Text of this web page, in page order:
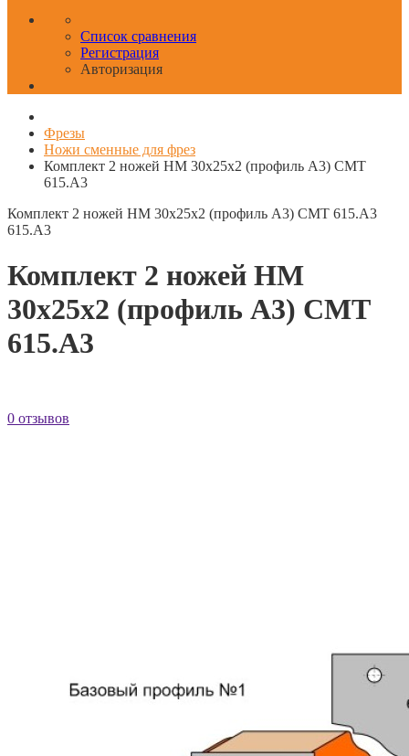
Список сравнения
Регистрация
Авторизация
Фрезы
Ножи сменные для фрез
Комплект 2 ножей HM 30x25x2 (профиль A3) CMT
615.A3
Комплект 2 ножей HM 30x25x2 (профиль A3) CMT 615.A3
615.A3
Комплект 2 ножей HM
30x25x2 (профиль A3) CMT
615.A3
0 отзывов